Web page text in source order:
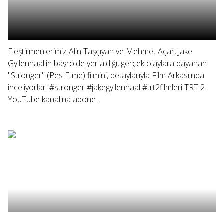
Eleştirmenlerimiz Alin Taşçıyan ve Mehmet Açar, Jake
Gyllenhaal'in başrolde yer aldığı, gerçek olaylara dayanan
"Stronger" (Pes Etme) filmini, detaylarıyla Film Arkası'nda
inceliyorlar. #stronger #jakegyllenhaal #trt2filmleri TRT 2
YouTube kanalına abone...